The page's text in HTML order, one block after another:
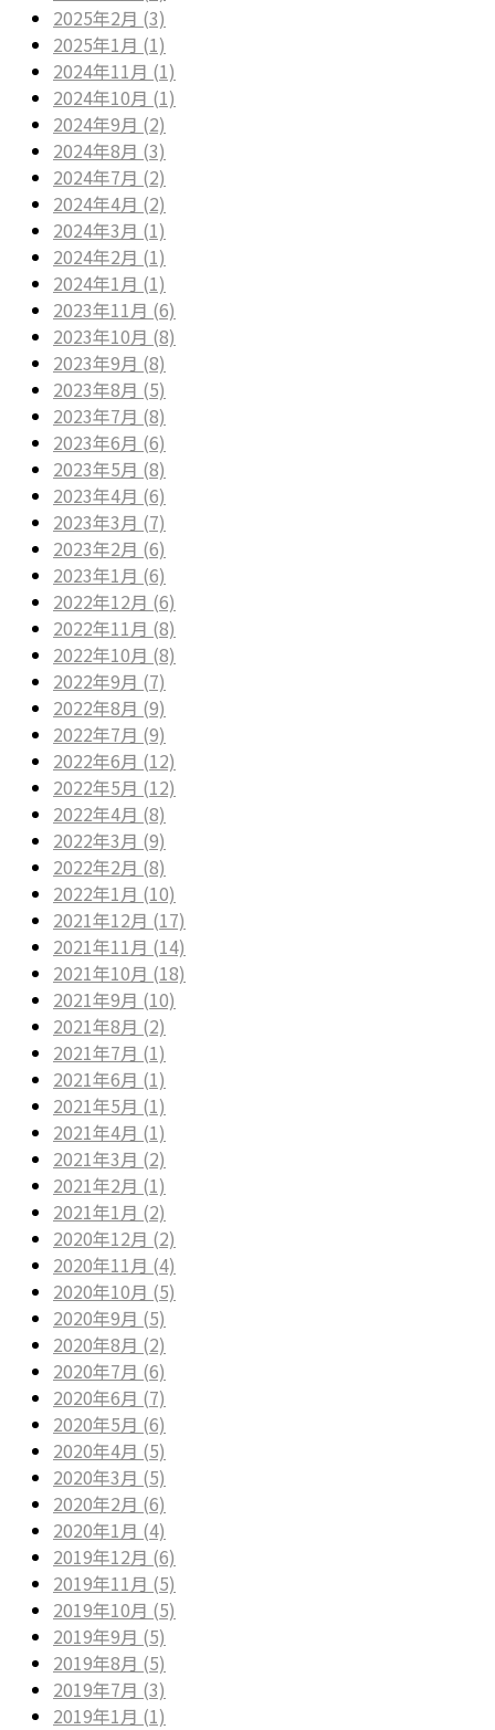
2025年2月 (3)
2025年1月 (1)
2024年11月 (1)
2024年10月 (1)
2024年9月 (2)
2024年8月 (3)
2024年7月 (2)
2024年4月 (2)
2024年3月 (1)
2024年2月 (1)
2024年1月 (1)
2023年11月 (6)
2023年10月 (8)
2023年9月 (8)
2023年8月 (5)
2023年7月 (8)
2023年6月 (6)
2023年5月 (8)
2023年4月 (6)
2023年3月 (7)
2023年2月 (6)
2023年1月 (6)
2022年12月 (6)
2022年11月 (8)
2022年10月 (8)
2022年9月 (7)
2022年8月 (9)
2022年7月 (9)
2022年6月 (12)
2022年5月 (12)
2022年4月 (8)
2022年3月 (9)
2022年2月 (8)
2022年1月 (10)
2021年12月 (17)
2021年11月 (14)
2021年10月 (18)
2021年9月 (10)
2021年8月 (2)
2021年7月 (1)
2021年6月 (1)
2021年5月 (1)
2021年4月 (1)
2021年3月 (2)
2021年2月 (1)
2021年1月 (2)
2020年12月 (2)
2020年11月 (4)
2020年10月 (5)
2020年9月 (5)
2020年8月 (2)
2020年7月 (6)
2020年6月 (7)
2020年5月 (6)
2020年4月 (5)
2020年3月 (5)
2020年2月 (6)
2020年1月 (4)
2019年12月 (6)
2019年11月 (5)
2019年10月 (5)
2019年9月 (5)
2019年8月 (5)
2019年7月 (3)
2019年1月 (1)